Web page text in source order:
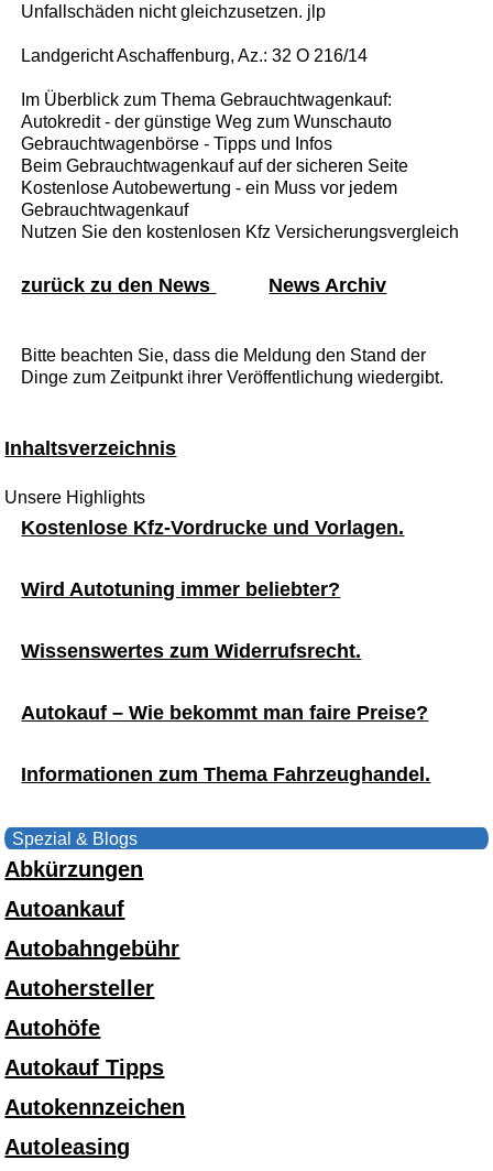
Unfallschäden nicht gleichzusetzen. jlp
Landgericht Aschaffenburg, Az.: 32 O 216/14
Im Überblick zum Thema Gebrauchtwagenkauf:
Autokredit - der günstige Weg zum Wunschauto
Gebrauchtwagenbörse - Tipps und Infos
Beim Gebrauchtwagenkauf auf der sicheren Seite
Kostenlose Autobewertung - ein Muss vor jedem
Gebrauchtwagenkauf
Nutzen Sie den kostenlosen Kfz Versicherungsvergleich
zurück zu den News News Archiv
Bitte beachten Sie, dass die Meldung den Stand der
Dinge zum Zeitpunkt ihrer Veröffentlichung wiedergibt.
Inhaltsverzeichnis
Unsere Highlights
Kostenlose Kfz-Vordrucke und Vorlagen.
Wird Autotuning immer beliebter?
Wissenswertes zum Widerrufsrecht.
Autokauf – Wie bekommt man faire Preise?
Informationen zum Thema Fahrzeughandel.
Spezial & Blogs
Abkürzungen
Autoankauf
Autobahngebühr
Autohersteller
Autohöfe
Autokauf Tipps
Autokennzeichen
Autoleasing